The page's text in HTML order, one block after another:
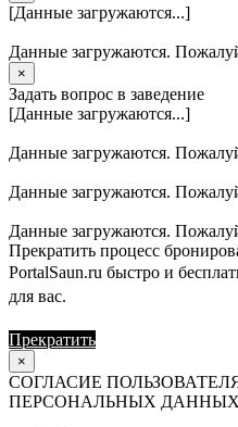
[Данные загружаются...]
Данные загружаются.
×
Задать вопрос в заведение
[Данные загружаются...]
Данные загружаются.
Данные загружаются.
Данные загружаются.
Прекратить процесс
PortalSaun.ru быстро и
для вас.
Прекратить
×
СОГЛАСИЕ
ПЕРСОНАЛЬНЫХ ДАННЫХ